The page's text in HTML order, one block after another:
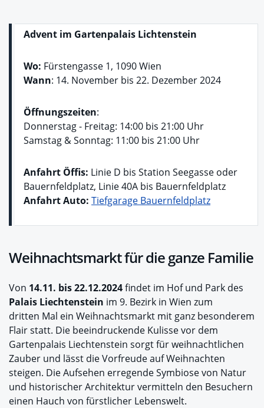
Advent im Gartenpalais Lichtenstein
Wo: Fürstengasse 1, 1090 Wien
Wann: 14. November bis 22. Dezember 2024
Öffnungszeiten:
Donnerstag - Freitag: 14:00 bis 21:00 Uhr
Samstag & Sonntag: 11:00 bis 21:00 Uhr
Anfahrt Öffis: Linie D bis Station Seegasse oder
Bauernfeldplatz, Linie 40A bis Bauernfeldplatz
Anfahrt Auto: Tiefgarage Bauernfeldplatz
Weihnachtsmarkt für die ganze Familie
Von 14.11. bis 22.12.2024findet im Hof und Park des
Palais Liechtenstein im 9. Bezirk in Wien zum
dritten Mal ein Weihnachtsmarkt mit ganz besonderem
Flair statt. Die beeindruckende Kulisse vor dem
Gartenpalais Liechtenstein sorgt für weihnachtlichen
Zauber und lässt die Vorfreude auf Weihnachten
steigen. Die Aufsehen erregende Symbiose von Natur
und historischer Architektur vermitteln den Besuchern
einen Hauch von fürstlicher Lebenswelt.